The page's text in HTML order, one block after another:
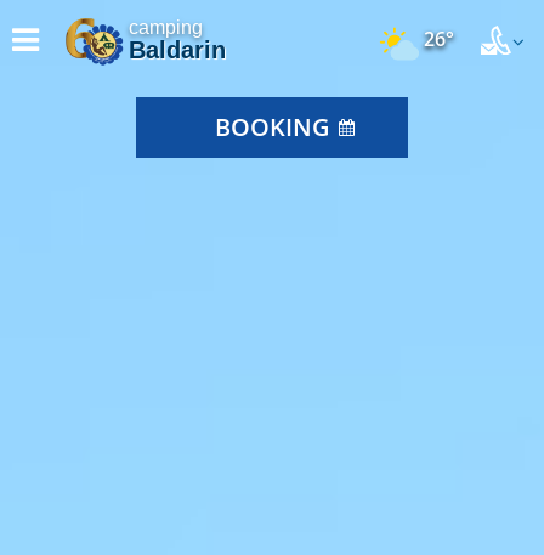
camping
Baldarin 26°
BOOKING